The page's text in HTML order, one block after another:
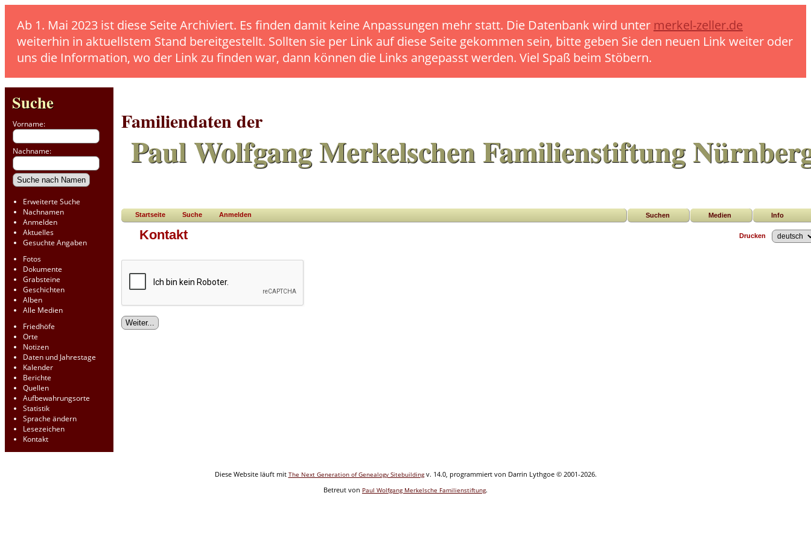
Ab 1. Mai 2023 ist diese Seite Archiviert. Es finden damit keine Anpassungen mehr statt. Die Datenbank wird unter merkel-zeller.de
weiterhin in aktuellstem Stand bereitgestellt. Sollten sie per Link auf diese Seite gekommen sein, bitte geben Sie den neuen Link weiter oder
uns die Information, wo der Link zu finden war, dann können die Links angepasst werden. Viel Spaß beim Stöbern.
Suche
Vorname:
Nachname:
Erweiterte Suche
Nachnamen
Anmelden
Aktuelles
Gesuchte Angaben
Fotos
Dokumente
Grabsteine
Geschichten
Alben
Alle Medien
Friedhöfe
Orte
Notizen
Daten und Jahrestage
Kalender
Berichte
Quellen
Aufbewahrungsorte
Statistik
Sprache ändern
Lesezeichen
Kontakt
Familiendaten der
Paul Wolfgang Merkelschen Familienstiftung
Suchen Medien Info
Startseite Suche Anmelden
Drucken
Kontakt
Diese Website läuft mit The Next Generation of Genealogy Sitebuildingv. 14.0, programmiert von Darrin Lythgoe © 2001-2026.
Betreut von Paul Wolfgang Merkelsche Familienstiftung.